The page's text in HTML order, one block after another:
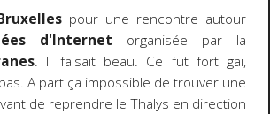
pour une rencontre autour
d'Internet organisée par la
. Il faisait beau. Ce fut fort gai,
A part ça impossible de trouver une
de reprendre le Thalys en direction